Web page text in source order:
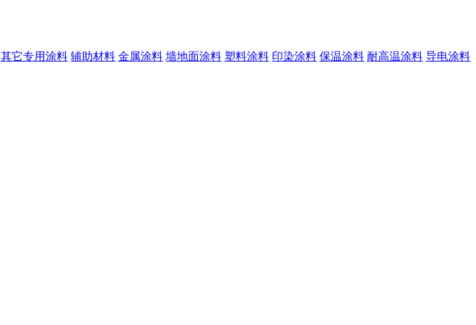
其它专用涂料 辅助材料 金属涂料 墙地面涂料 塑料涂料 印染涂料 保温涂料 耐高温涂料 导电涂料